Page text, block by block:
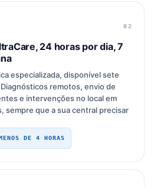
02
24 horas por dia, 7
especializada, disponível sete
remotos, envio de
e intervenções no local em
sempre que a sua central precisar
DE 4 HORAS